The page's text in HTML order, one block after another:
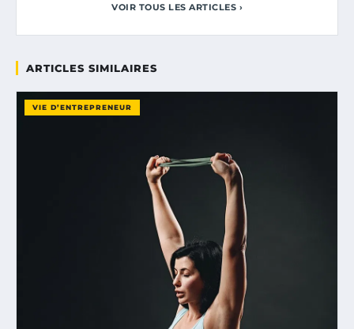
VOIR TOUS LES ARTICLES ›
ARTICLES SIMILAIRES
VIE D’ENTREPRENEUR